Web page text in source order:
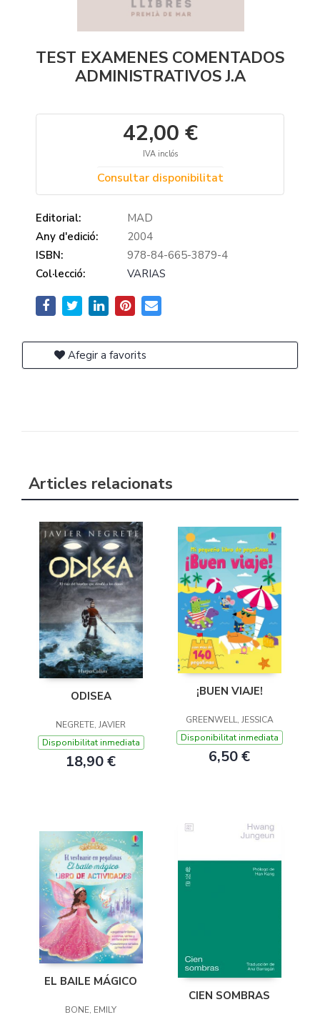
TEST EXAMENES COMENTADOS
ADMINISTRATIVOS J.A
42,00 €
IVA inclós
Consultar disponibilitat
Editorial:
MAD
Any d'edició:
2004
ISBN:
978-84-665-3879-4
Col·lecció:
VARIAS
Afegir a favorits
Articles relacionats
ODISEA
NEGRETE, JAVIER
Disponibilitat inmediata
18,90 €
¡BUEN VIAJE!
GREENWELL, JESSICA
Disponibilitat inmediata
6,50 €
EL BAILE MÁGICO
BONE, EMILY
CIEN SOMBRAS